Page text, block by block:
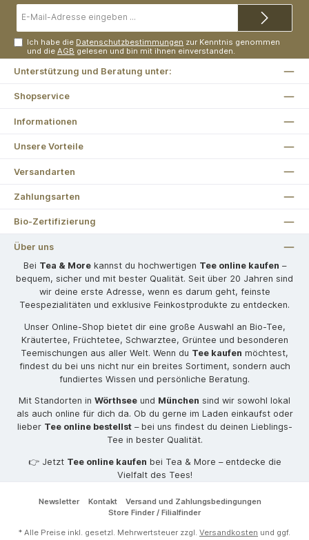
Mail-
Ich habe die Datenschutzbestimmungen zur Kenntnis genommen
und dieAGB gelesen und bin mit ihnen einverstanden.
Unterstützung und Beratung unter:
Shopservice
Informationen
Unsere Vorteile
Versandarten
Zahlungsarten
Bio-Zertifizierung
Über uns
Bei Tea & Morekannst du hochwertigen Tee online kaufen –
bequem, sicher und mit bester Qualität. Seit über 20 Jahren sind
wir deine erste Adresse, wenn es darum geht, feinste
Teespezialitäten und exklusive Feinkostprodukte zu entdecken.
Unser Online-Shop bietet dir eine große Auswahl an Bio-Tee,
Kräutertee, Früchtetee, Schwarztee, Grüntee und besonderen
Teemischungen aus aller Welt. Wenn du Tee kaufen möchtest,
findest du bei uns nicht nur ein breites Sortiment, sondern auch
fundiertes Wissen und persönliche Beratung.
Mit Standorten in Wörthsee und München sind wir sowohl lokal
als auch online für dich da. Ob du gerne im Laden einkaufst oder
lieber Tee online bestellst– bei uns findest du deinen Lieblings-
Tee in bester Qualität.
👉 Jetzt Tee online kaufen bei Tea & More – entdecke die
Vielfalt des Tees!
Newsletter Kontakt
Versand und Zahlungsbedingungen
Store Finder / Filialfinder
* Alle Preise inkl. gesetzl. Mehrwertsteuer zzgl. Versandkosten und ggf.